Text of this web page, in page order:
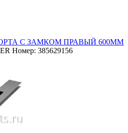
С ЗАМКОМ ПРАВЫЙ 600ММ
Номер: 385629156